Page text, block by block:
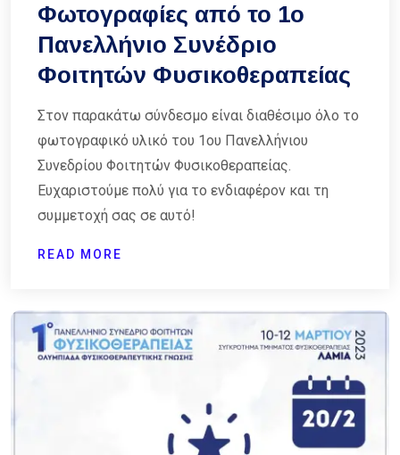
Φωτογραφίες από το 1ο
Πανελλήνιο Συνέδριο
Φοιτητών Φυσικοθεραπείας
Στον παρακάτω σύνδεσμο είναι διαθέσιμο όλο το
φωτογραφικό υλικό του 1ου Πανελλήνιου
Συνεδρίου Φοιτητών Φυσικοθεραπείας.
Ευχαριστούμε πολύ για το ενδιαφέρον και τη
συμμετοχή σας σε αυτό!
READ MORE